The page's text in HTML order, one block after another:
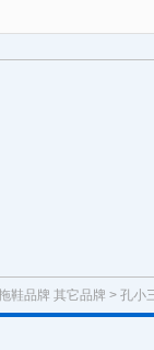
鞋品牌 其它品牌 > 孔小